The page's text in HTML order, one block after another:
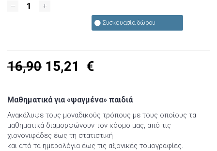
Συσκευασία δώρου
16,90 15,21 €
Μαθηματικά για «ψαγμένα» παιδιά
Ανακάλυψε τους μοναδικούς τρόπους με τους οποίους τα
μαθηματικά διαμορφώνουν τον κόσμο μας, από τις
χιονονιφάδες έως τη στατιστική
και από τα ημερολόγια έως τις αξονικές τομογραφίες.